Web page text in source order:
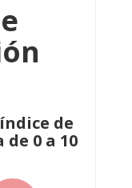
de
0 a 10